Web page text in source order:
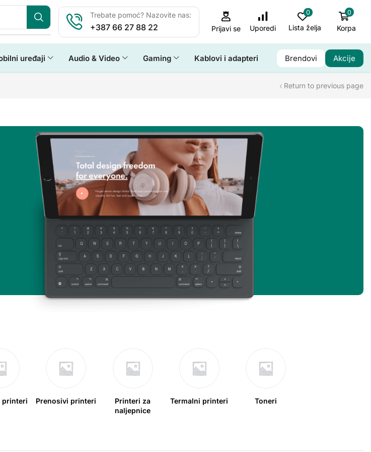
Trebate pomoć? Nazovite nas:
+387 66 27 88 22 Prijavi se Uporedi
0
Lista želja
0
Korpa
uređaji Audio & Video Gaming Kablovi i adapteri Brendovi Akcije
Return to previous page
printeri Prenosivi printeri
Printeri za
naljepnice
Termalni printeri Toneri